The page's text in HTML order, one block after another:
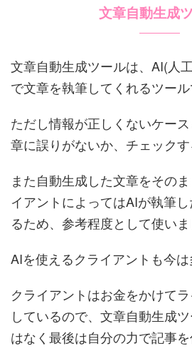
文章自動生成
文章自動生成ツールは、AI(人
で文章を執筆してくれるツール
ただし情報が正しくないケー
章に誤りがないか、チェックす
また自動生成した文章をその
イアントによってはAIが執筆
るため、参考程度として使いま
AIを使えるクライアントも今は
クライアントはお金をかけて
しているので、文章自動生成
はなく最後は自分の力で記事を